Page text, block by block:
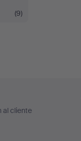
(9)
al cliente